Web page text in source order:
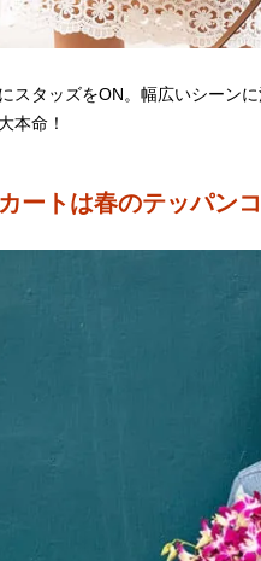
スタッズをON。幅広いシーン
本命！
ートは春のテッパン